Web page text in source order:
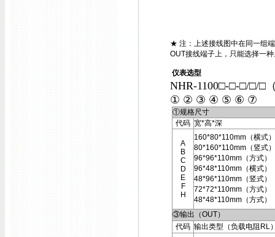
★ 注：上述接线图中在同一组
OUT接线端子上，只能选择一种
仪表选型
NHR-1100□-□-□/□/□
① ② ③ ④ ⑤ ⑥ ⑦
①规格尺寸
代码 宽*高*深
A
B
C
D
E
F
H
160*80*110mm（横式）
80*160*110mm（竖式）
96*96*110mm（方式）
96*48*110mm（横式）
48*96*110mm（竖式）
72*72*110mm（方式）
48*48*110mm（方式）
③输出（OUT）
代码 输出类型（负载电阻RL